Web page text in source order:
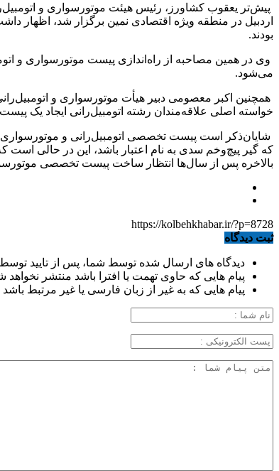
پیش‌تر یعقوب کشاورز، رئیس هیئت موتورسواری و
بودند.
می‌شود.
همچنین اکبر معصومی دبیر هیأت موتورسواری و
خواسته اصلی علاقه‌مندان رشته اتومبیل‌رانی ایجاد یک
شایان‌ذکر است پیست تخصصی اتومبیل‌رانی و
که گیر پیچ‌وخم سدی به نام اعتبار باشد، این در حالی است
بالاخره پس از سال‌ها انتظار ساخت پیست تخصصی
https://kolbehkhabar.ir/?p=8728
ثبت دیدگاه
دیدگاه های ارسال شده توسط شما، پس از تایید
پیام هایی که حاوی تهمت یا افترا باشد منتشر نخواهد
پیام هایی که به غیر از زبان فارسی یا غیر مرتبط